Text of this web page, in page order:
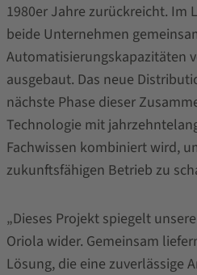
1980er Jahre zurückreicht. Im
beide Unternehmen
Automatisierungskapazitäten
ausgebaut. Das neue
nächste Phase dieser
Technologie mit
Fachwissen kombiniert wird,
zukunftsfähigen Betrieb zu
„Dieses Projekt spiegelt
Oriola wider. Gemeinsam
Lösung, die eine zuverlässige